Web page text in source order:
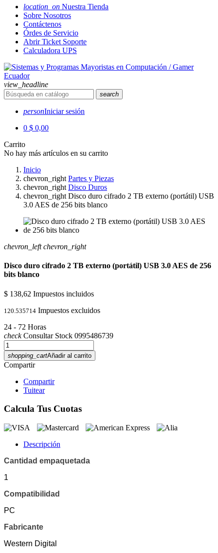
location_on Nuestra Tienda
Sobre Nosotros
Contáctenos
Órdes de Servicio
Abrir Ticket Soporte
Calculadora UPS
view_headline
search
personIniciar sesión
0 $ 0,00
Carrito
No hay más artículos en su carrito
Inicio
chevron_right Partes y Piezas
chevron_right Disco Duros
chevron_right Disco duro cifrado 2 TB externo (portátil) USB
3.0 AES de 256 bits blanco
chevron_left chevron_right
Disco duro cifrado 2 TB externo (portátil) USB 3.0 AES de 256
bits blanco
$ 138,62 Impuestos incluidos
120.535714 Impuestos excluidos
24 - 72 Horas
checkConsultar Stock 0995486739
shopping_cartAñadir al carrito
Compartir
Compartir
Tuitear
Calcula Tus Cuotas
Descripción
Cantidad empaquetada
1
Compatibilidad
PC
Fabricante
Western Digital